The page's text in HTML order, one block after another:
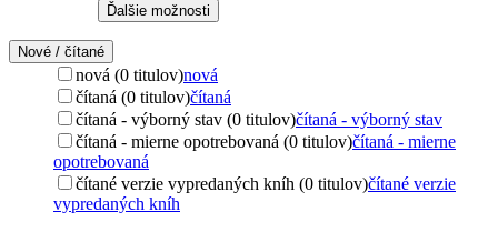
Ďalšie možnosti
Nové / čítané
nová (0 titulov)nová
čítaná (0 titulov)čítaná
čítaná - výborný stav (0 titulov)čítaná - výborný stav
čítaná - mierne opotrebovaná (0 titulov)čítaná - mierne
opotrebovaná
čítané verzie vypredaných kníh (0 titulov)čítané verzie
vypredaných kníh